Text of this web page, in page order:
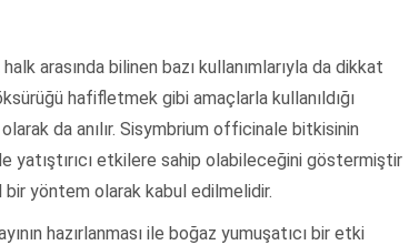
arasında bilinen bazı kullanımlarıyla da dikkat
hafifletmek gibi amaçlarla kullanıldığı
da anılır. Sisymbrium officinale bitkisinin
yatıştırıcı etkilere sahip olabileceğini göstermiştir
yöntem olarak kabul edilmelidir.
hazırlanması ile boğaz yumuşatıcı bir etki